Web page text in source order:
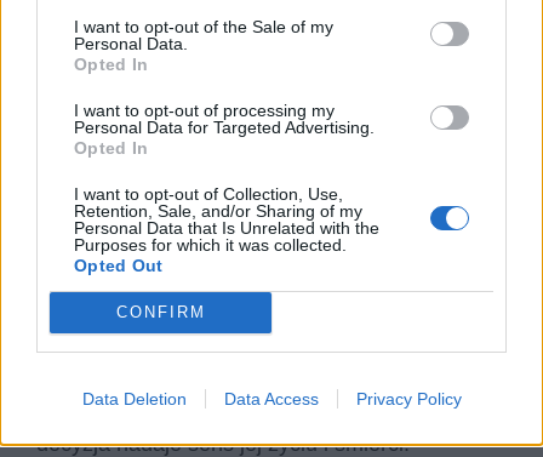
I want to opt-out of the Sale of my
Personal Data.
Opted In
I want to opt-out of processing my
Personal Data for Targeted Advertising.
Opted In
I want to opt-out of Collection, Use,
Retention, Sale, and/or Sharing of my
Personal Data that Is Unrelated with the
Purposes for which it was collected.
Opted Out
CONFIRM
Data Deletion Data Access Privacy Policy
Antygona
Antygonazostaje postawiona w sytuacji
tragicznego wyboru między prawem
pochować brata, choć wie, że oznacza to
śmierć. Jej los jest tragiczny, lecz nie jest
biernym wykonaniem przeznaczenia – wynika z
własnej decyzji bohaterki. Antygona świadomie
wybiera wierność wartościom. Sofokles
tragedii człowiek zachowuje wolność wyboru. To
decyzja nadaje sens jej życiu i śmierci.